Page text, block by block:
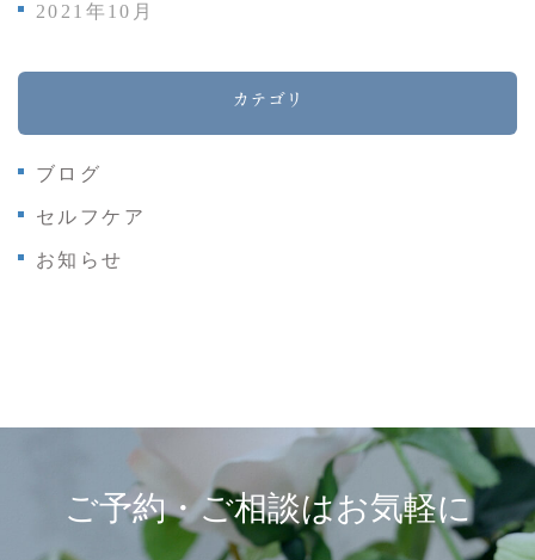
2021年10月
カテゴリ
ブログ
セルフケア
お知らせ
ご予約・ご相談はお気軽に